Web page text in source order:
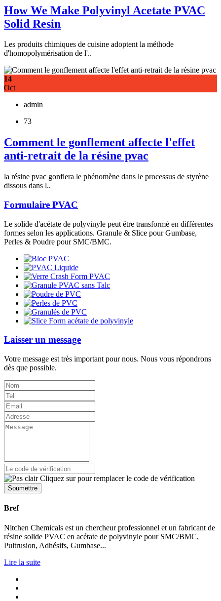
How We Make Polyvinyl Acetate PVAC
Solid Resin
Les produits chimiques de cuisine adoptent la méthode
d'homopolymérisation de l'..
14
Oct
admin
73
Comment le gonflement affecte l'effet
anti-retrait de la résine pvac
la résine pvac gonflera le phénomène dans le processus de styrène
dissous dans l..
Formulaire PVAC
Le solide d'acétate de polyvinyle peut être transformé en différentes
formes selon les applications. Granule & Slice pour Gumbase,
Perles & Poudre pour SMC/BMC.
Laisser un message
Votre message est très important pour nous. Nous vous répondrons
dès que possible.
Soumettre
Bref
Nitchen Chemicals est un chercheur professionnel et un fabricant de
résine solide PVAC en acétate de polyvinyle pour SMC/BMC,
Pultrusion, Adhésifs, Gumbase...
Lire la suite